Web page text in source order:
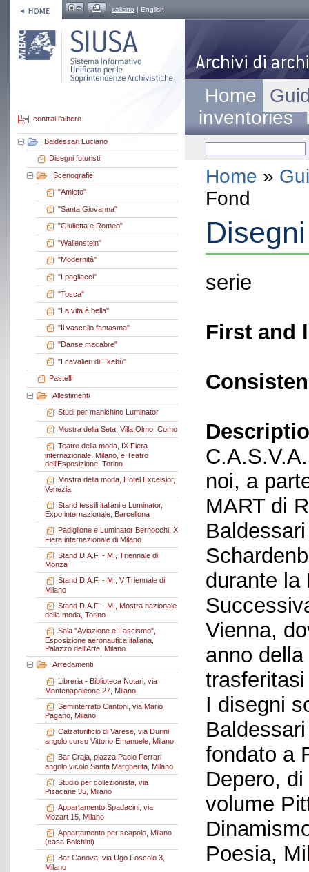
italiano | English
contrai l'albero
| Baldessari Luciano
Disegni futuristi
| Scenografie
"Amleto"
"Santa Giovanna"
"Giulietta e Romeo"
"Wallenstein"
"Modernità"
"I pagliacci"
"Tosca"
"La vita è bella"
"Il vascello fantasma"
"Danse macabre"
"I cavalieri di Ekebù"
Pastelli
| Allestimenti
Studi per manichino Luminator
Mostra della Seta, Villa Olmo, Como
Teatro della moda, IX Fiera
internazionale, Milano, e Teatro
dell'Esposizione, Torino
Mostra della moda, Hotel Excelsior,
Venezia
Stand tessili italiani e Luminator,
Expo internazionale, Barcellona
Padiglione e Luminator Bernocchi, X
Fiera internazionale di Milano
Stand D.A.F. - MI, Triennale di
Monza
Stand D.A.F. - MI, V Triennale di
Milano
Stand D.A.F. - MI, Mostra nazionale
della moda, Torino
Sala "Aviazione e Fascismo",
Esposizione aeronautica italiana,
Palazzo dell'Arte, Milano
| Arredamenti
Libreria - Biblioteca Notari, via
Montenapoleone 27, Milano
Seminterrato Cantoni, via Mario
Pagano, Milano
Calzaturificio di Varese, via Durini
angolo corso Vittorio Emanuele, Milano
Bar Craja, piazza Paolo Ferrari
angolo vicolo Santa Margherita, Milano
Studio per collezionista, via
Pisacane 35, Milano
Appartamento Spadacini, via
Mozart 15, Milano
Appartamento per scapolo, Milano
(casa Bolchini)
Bar Canova, via Ugo Foscolo 3,
Milano
Home
inventories
Home »
Fond
serie
First and
noi, a
MART di
durante la
Vienna,
anno
I disegni
fondato a
Depero,
volume
Poesia,